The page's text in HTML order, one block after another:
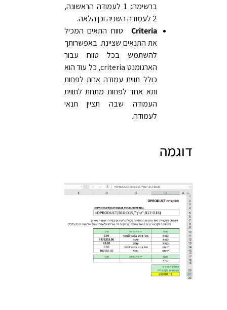
ברשימה: 1 לעמודה הראשונה,
2 לעמודה השניה וכן הלאה.
Criteria טווח התאים המכיל
את התנאים שציינת. באפשרותך
להשתמש בכל טווח עבור
הארגומנט criteria, כל עוד הוא
כולל תווית עמודה אחת לפחות
ותא אחד לפחות מתחת לתווית
העמודה שבה תציין תנאי
לעמודה.
דוגמה